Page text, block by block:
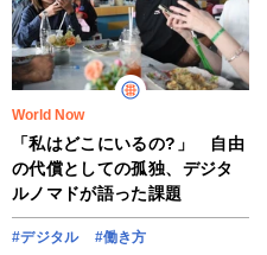
World Now
「私はどこにいるの?」 自由
の代償としての孤独、デジタ
ルノマドが語った課題
#デジタル #働き方